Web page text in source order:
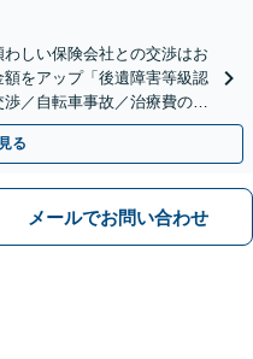
わしい保険会社との交渉はお
をアップ「後遺障害等級認
／自転車事故／治療費の打
間相談可】
る
メールでお問い合わせ